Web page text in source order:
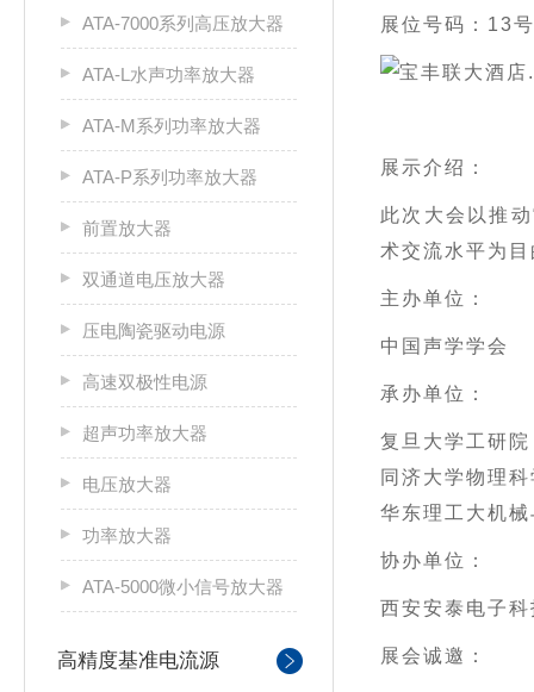
ATA-7000系列高压放大器
ATA-L水声功率放大器
ATA-M系列功率放大器
ATA-P系列功率放大器
前置放大器
双通道电压放大器
压电陶瓷驱动电源
高速双极性电源
超声功率放大器
电压放大器
功率放大器
ATA-5000微小信号放大器
高精度基准电流源
展位号码： 13号
展示介绍：
此次大会以推动
术交流水平为
主办单位：
中国声学学会
承办单位：
复旦大学工研院
同济大学物理
华东理工大机
协办单位：
西安安泰电子
展会诚邀：